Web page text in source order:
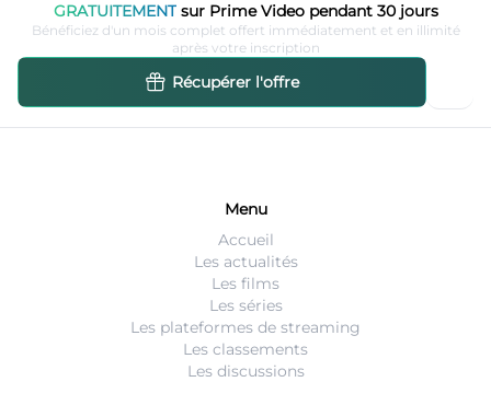
GRATUITEMENTsur Prime Video pendant 30 jours
Bénéficiez d'un mois complet offert immédiatement et en illimité
après votre inscription
Récupérer l'offre
Menu
Accueil
Les actualités
Les films
Les séries
Les plateformes de streaming
Les classements
Les discussions